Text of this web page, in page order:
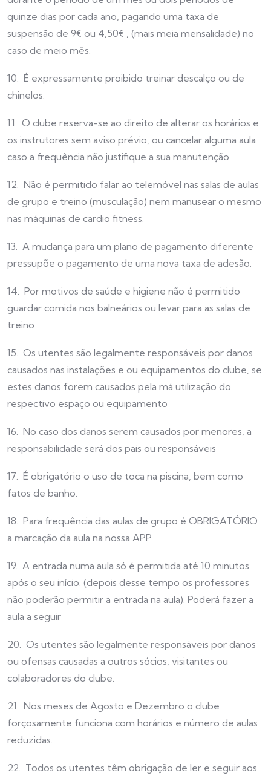
quinze dias por cada ano, pagando uma taxa de
suspensão de 9€ ou 4,50€ , (mais meia mensalidade) no
caso de meio mês.
10. É expressamente proibido treinar descalço ou de
chinelos.
11. O clube reserva-se ao direito de alterar os horários e
os instrutores sem aviso prévio, ou cancelar alguma aula
caso a frequência não justifique a sua manutenção.
12. Não é permitido falar ao telemóvel nas salas de aulas
de grupo e treino (musculação) nem manusear o mesmo
nas máquinas de cardio fitness.
13. A mudança para um plano de pagamento diferente
pressupõe o pagamento de uma nova taxa de adesão.
14. Por motivos de saúde e higiene não é permitido
guardar comida nos balneários ou levar para as salas de
treino
15. Os utentes são legalmente responsáveis por danos
causados nas instalações e ou equipamentos do clube, se
estes danos forem causados pela má utilização do
respectivo espaço ou equipamento
16. No caso dos danos serem causados por menores, a
responsabilidade será dos pais ou responsáveis
17. É obrigatório o uso de toca na piscina, bem como
fatos de banho.
18. Para frequência das aulas de grupo é OBRIGATÓRIO
a marcação da aula na nossa APP.
19. A entrada numa aula só é permitida até 10 minutos
após o seu início. (depois desse tempo os professores
não poderão permitir a entrada na aula). Poderá fazer a
aula a seguir
20. Os utentes são legalmente responsáveis por danos
ou ofensas causadas a outros sócios, visitantes ou
colaboradores do clube.
21. Nos meses de Agosto e Dezembro o clube
forçosamente funciona com horários e número de aulas
reduzidas.
22. Todos os utentes têm obrigação de ler e seguir aos